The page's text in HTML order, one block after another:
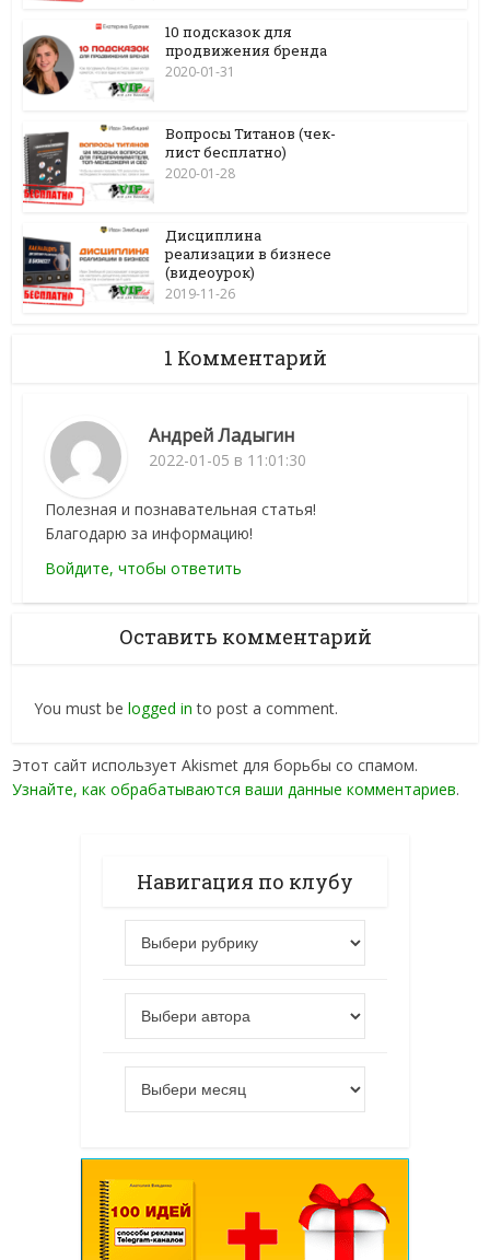
10 подсказок для
продвижения бренда
2020-01-31
Вопросы Титанов (чек-
лист бесплатно)
2020-01-28
Дисциплина
реализации в бизнесе
(видеоурок)
2019-11-26
1 Комментарий
Андрей Ладыгин
2022-01-05 в 11:01:30
Полезная и познавательная статья!
Благодарю за информацию!
Войдите, чтобы ответить
Оставить комментарий
You must belogged in to post a comment.
Этот сайт использует Akismet для борьбы со спамом.
Узнайте, как обрабатываются ваши данные комментариев.
Навигация по клубу